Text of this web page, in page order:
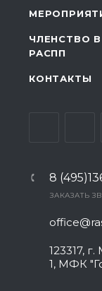
ЧЛЕНСТВО В
РАСПП
КОНТАКТЫ
8
ЗАКАЗАТЬ
123317,
1, МФК